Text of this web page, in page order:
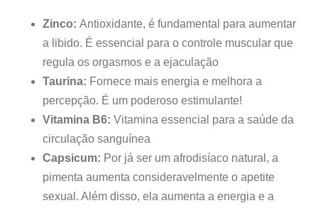
Zinco: Antioxidante, é fundamental para aumentar
a libido. É essencial para o controle muscular que
regula os orgasmos e a ejaculação
Taurina: Fornece mais energia e melhora a
percepção. É um poderoso estimulante!
Vitamina B6: Vitamina essencial para a saúde da
circulação sanguínea
Capsicum: Por já ser um afrodisíaco natural, a
pimenta aumenta consideravelmente o apetite
sexual. Além disso, ela aumenta a energia e a